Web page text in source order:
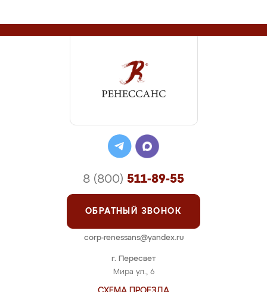
г. Пересвет
Мира ул., 6
8 (800) 511-89-55
ОБРАТНЫЙ ЗВОНОК
corp-renessans@yandex.ru